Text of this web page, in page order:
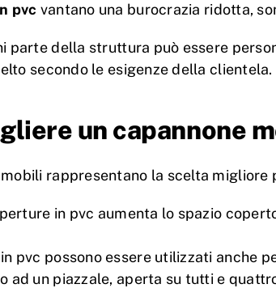
pvc vantano una burocrazia ridotta,
parte della struttura può essere
secondo le esigenze della clientela.
un capannone
rappresentano la scelta
in pvc aumenta lo spazio
pvc possono essere utilizzati
ad un piazzale, aperta su tutti e